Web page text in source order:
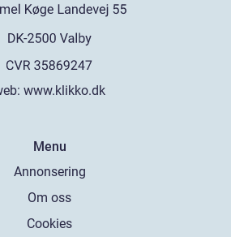
www.klikko.dk
Menu
Annonsering
Om oss
Cookies